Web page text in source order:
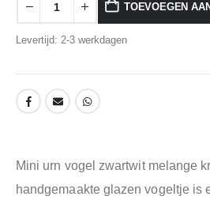
TOEVOEGEN
Levertijd: 2-3 werkdagen
Mini urn vogel zwartwit melange
handgemaakte glazen vogeltje is